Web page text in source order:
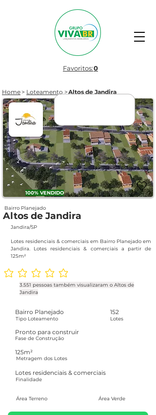
Favoritos:0
Home > Loteamento >Altos de Jandira
🤍
100% VENDIDO
Altos de Jandira
Bairro Planejado
Jandira/SP
Lotes residenciais & comerciais em Bairro Planejado em
Jandira. Lotes residenciais & comerciais a partir de
125m²
Ainda sem avaliações
3.551 pessoas também visualizaram o Altos de
Jandira
Bairro Planejado
Tipo Loteamento
152
Lotes
Pronto para construir
Fase de Construção
125m²
Metragem dos Lotes
Lotes residenciais & comerciais
Finalidade
Área Terreno Área Verde